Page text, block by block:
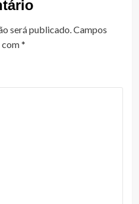
será publicado.Campos
*